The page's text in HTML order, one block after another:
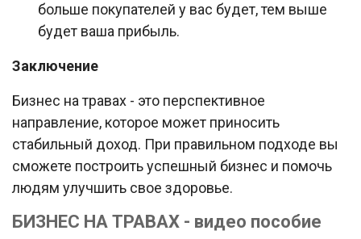
больше покупателей у вас будет, тем выше
будет ваша прибыль.
Заключение
Бизнес на травах - это перспективное
направление, которое может приносить
стабильный доход. При правильном подходе вы
сможете построить успешный бизнес и помочь
людям улучшить свое здоровье.
БИЗНЕС НА ТРАВАХ - видео пособие